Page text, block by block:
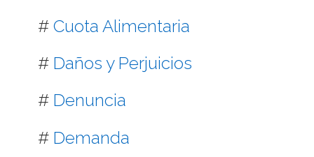
# Cuota Alimentaria
# Daños y Perjuicios
# Denuncia
# Demanda